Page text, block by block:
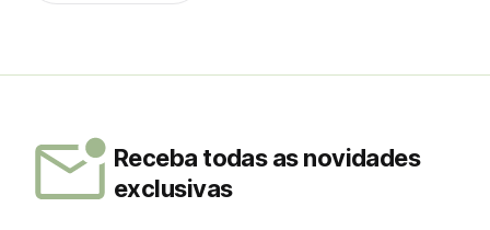
Receba todas as novidades
exclusivas